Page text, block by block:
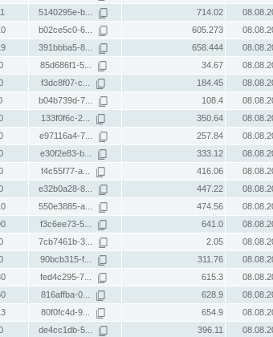
5140295e-b... 714.02
b02ce5c0-6... 605.273
391bbba5-8... 658.444
85d686f1-5... 34.67
f3dc8f07-c... 184.45
b04b739d-7... 108.4
133f0f6c-2... 350.64
e97116a4-7... 257.84
e30f2e83-b... 333.12
f4c55f77-a... 416.06
e32b0a28-8... 447.22
550e3885-a... 474.56
f3c6ee73-5... 641.0
7cb7461b-3... 2.05
90bcb315-f... 311.76
fed4c295-7... 615.3
816affba-0... 628.9
80f0fc4d-9... 654.9
de4cc1db-5... 396.11